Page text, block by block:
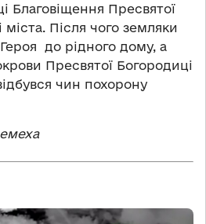
Благовіщення Пресвятої
Після чого земляки
до рідного дому, а
Пресвятої Богородиці
чин похорону